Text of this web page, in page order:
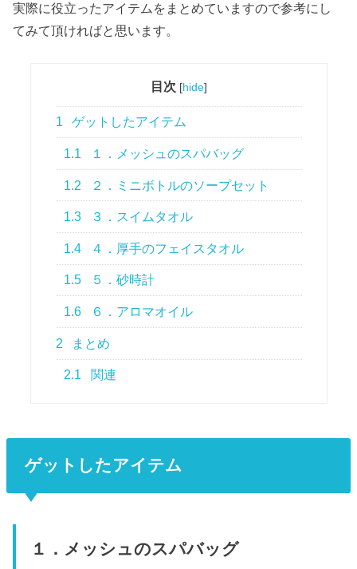
実際に役立ったアイテムをまとめていますので参考にし
てみて頂ければと思います。
目次 [hide]
1 ゲットしたアイテム
1.1 １．メッシュのスパバッグ
1.2 ２．ミニボトルのソープセット
1.3 ３．スイムタオル
1.4 ４．厚手のフェイスタオル
1.5 ５．砂時計
1.6 ６．アロマオイル
2 まとめ
2.1 関連
ゲットしたアイテム
１．メッシュのスパバッグ